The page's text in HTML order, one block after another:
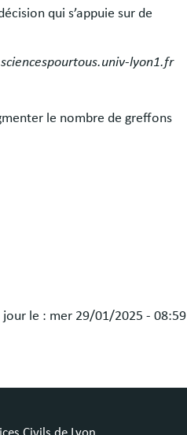
qui s’appuie sur de
sciencespourtous.univ-lyon1.fr
le nombre de greffons
jour le : mer 29/01/2025 - 08:59